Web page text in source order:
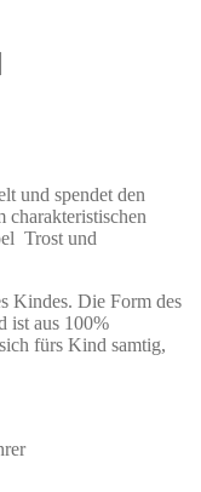
und spendet den
charakteristischen
Trost und
Kindes. Die Form des
ist aus 100%
fürs Kind samtig,